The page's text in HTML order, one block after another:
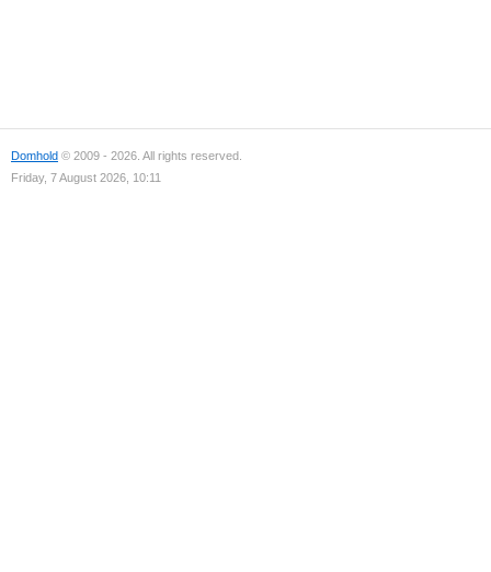
Domhold © 2009 - 2026. All rights reserved.
Friday, 7 August 2026, 10:11